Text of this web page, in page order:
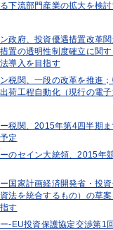
下流部門産業の拡大を検
政府、投資優遇措置改革
置の透明性制度確立に関
導入を目指す
税関、一段の改革を推進
荷工程自動化（現行の電
ー税関、2015年第4四半期
定
のセイン大統領、2015年
国家計画経済開発省・投
法を統合するもの）の草
す
-EU投資保護協定交渉第1